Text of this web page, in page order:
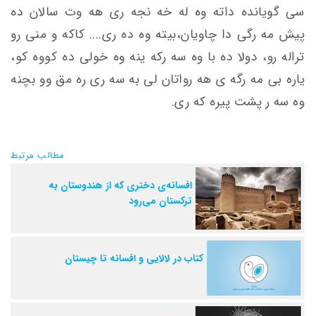
سی گویانده داته وه له خه نجه ری هه وت سالان ده
پیش مه رگی دا چاویان،بیته وه ده ری.... کاکه و منی رو
تراله رو، دولا ده با وه سه ركه ينه وه خولی ده کووه کو،
یاره بی مه رگه ی هه رواتان لى به سه ری ره مق وو بچنه
وه سه ر پشت پیره که ری.
مطالب مرتبط
افسانه‌‌ی دختری که از هندوستان به
ترکستان می‌رود
کتاب در لالایی و افسانه تا چیستان